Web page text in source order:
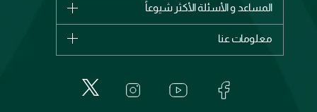
الأكثر مبيعاً
اشترِ بطاقة هدية
بربري
إيف سان لوران
المساعد و الأسئلة الأكثر شيوعاً
معلومات عنا
خدمات المعارض